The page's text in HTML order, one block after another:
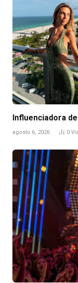
Influenciadora
agosto 6, 2026 0